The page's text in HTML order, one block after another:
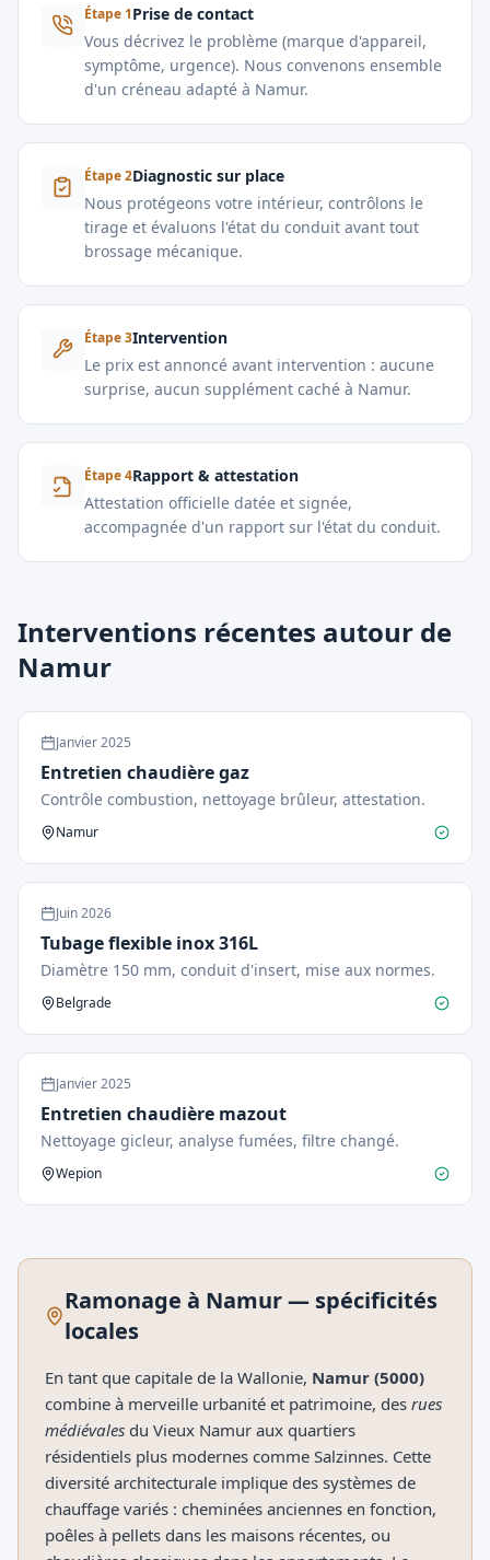
Étape 1Prise de contact
Vous décrivez le problème (marque d'appareil,
symptôme, urgence). Nous convenons ensemble
d'un créneau adapté à Namur.
Étape2Diagnostic sur place
Nous protégeons votre intérieur, contrôlons le
tirage et évaluons l'état du conduit avant tout
brossage mécanique.
Étape3Intervention
Le prix est annoncé avant intervention : aucune
surprise, aucun supplément caché à Namur.
Étape4Rapport & attestation
Attestation officielle datée et signée,
accompagnée d'un rapport sur l'état du conduit.
Interventions récentes autour de
Namur
Janvier2025
Entretien chaudière gaz
Contrôle combustion, nettoyage brûleur, attestation.
Namur
Juin2026
Tubage flexible inox 316L
Diamètre 150 mm, conduit d'insert, mise aux normes.
Belgrade
Janvier2025
Entretien chaudière mazout
Nettoyage gicleur, analyse fumées, filtre changé.
Wepion
Ramonage à Namur— spécificités
locales
En tant que capitale de la Wallonie, Namur (5000)
combine à merveille urbanité et patrimoine, des rues
médiévales du Vieux Namur aux quartiers
résidentiels plus modernes comme Salzinnes. Cette
diversité architecturale implique des systèmes de
chauffage variés : cheminées anciennes en fonction,
poêles à pellets dans les maisons récentes, ou